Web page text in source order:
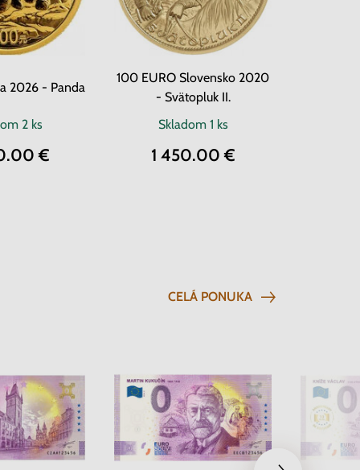
2026 - Panda
2 ks
€
100 EURO Slovensko 2020
- Svätopluk II.
Skladom 1 ks
1 450.00 €
CELÁ PONUKA